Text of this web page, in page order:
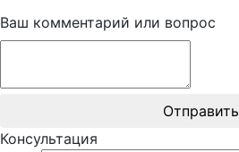
Ваш комментарий или вопрос
Отправить
Консультация